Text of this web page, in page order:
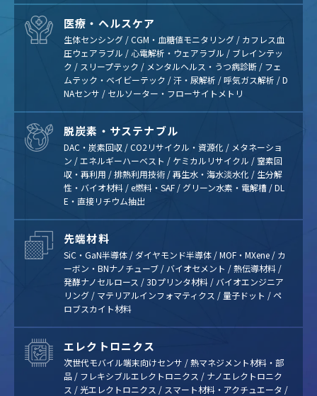
医療・ヘルスケア
生体センシング / CGM・血糖値モニタリング / カフレス血
圧ウェアラブル / 心電解析・ウェアラブル / ブレインテッ
ク / スリープテック / メンタルヘルス・うつ病診断 / フェ
ムテック・ベイビーテック / 汗・尿解析 / 呼気ガス解析 / D
NAセンサ / セルソーター・フローサイトメトリ
脱炭素・サステナブル
DAC・炭素回収 / CO2リサイクル・資源化 / メタネーショ
ン / エネルギーハーベスト / ケミカルリサイクル / 窒素回
収・再利用 / 排熱利用技術 / 再生水・海水淡水化 / 生分解
性・バイオ材料 / e燃料・SAF / グリーン水素・電解槽 / DL
E・直接リチウム抽出
先端材料
SiC・GaN半導体 / ダイヤモンド半導体 / MOF・MXene / カ
ーボン・BNナノチューブ / バイオセメント / 熱伝導材料 /
発酵ナノセルロース / 3Dプリンタ材料 / バイオエンジニア
リング / マテリアルインフォマティクス / 量子ドット / ペ
ロブスカイト材料
エレクトロニクス
次世代モバイル端末向けセンサ / 熱マネジメント材料・部
品 / フレキシブルエレクトロニクス / ナノエレクトロニク
ス / 光エレクトロニクス / スマート材料・アクチュエータ /